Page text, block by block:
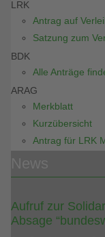
LRK
Antrag auf
Satzung zum
BDK
Alle Anträge
ARAG
Merkblatt
Kurzübersicht
Antrag für LRK
Aufruf zur
Absage